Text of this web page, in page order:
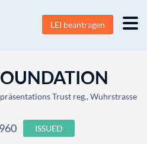
LEI beantragen
Trust reg., Wuhrstrasse
ISSUED